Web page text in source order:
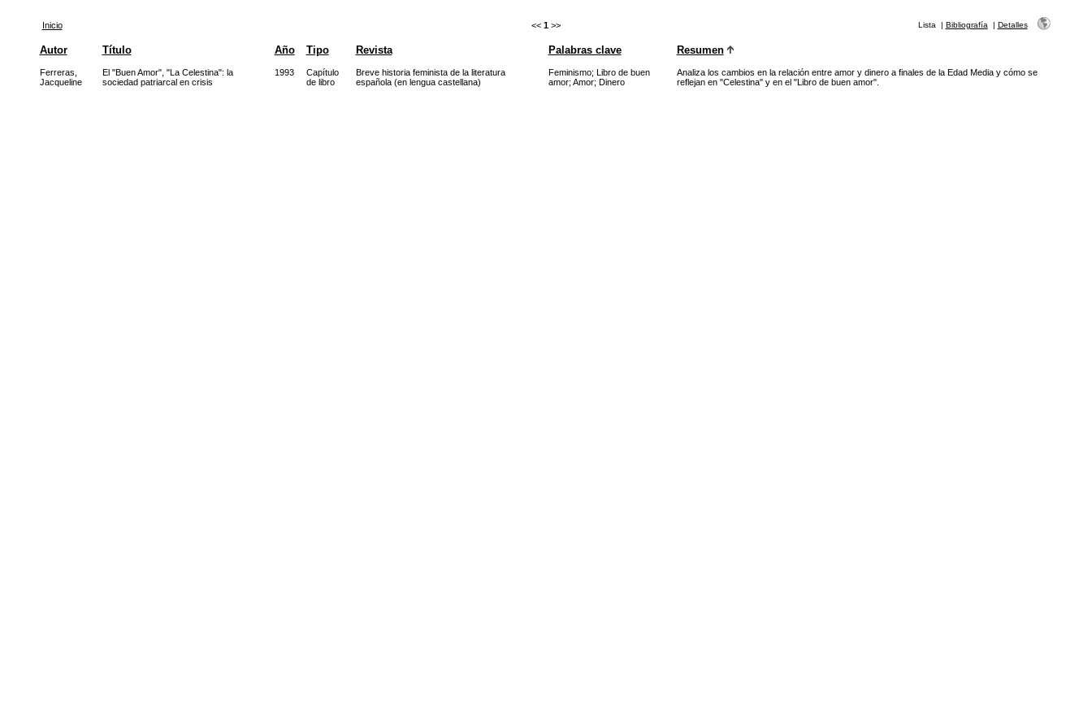
Inicio << 1 >> Lista | Bibliografía | Detalles
Autor Título Año Tipo Revista Palabras clave Resumen
Ferreras,
Jacqueline
El "Buen Amor", "La Celestina": la
sociedad patriarcal en crisis
1993
Capítulo
de libro
Breve historia feminista de la literatura
española (en lengua castellana)
Feminismo; Libro de buen
amor; Amor; Dinero
Analiza los cambios en la relación entre amor y dinero a finales de la Edad Media y cómo se
reflejan en "Celestina" y en el "Libro de buen amor".